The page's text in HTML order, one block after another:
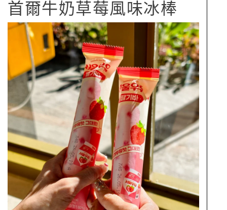
首爾牛奶草莓風味冰棒